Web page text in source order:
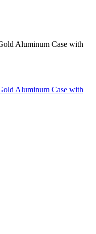
Aluminum Case with